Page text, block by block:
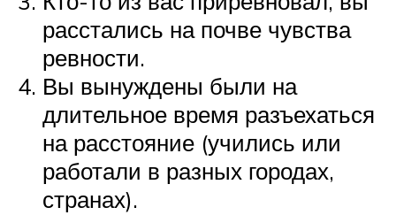
расстались на почве чувства
ревности.
Вы вынуждены были на
длительное время разъехаться
на расстояние (учились или
работали в разных городах,
странах).